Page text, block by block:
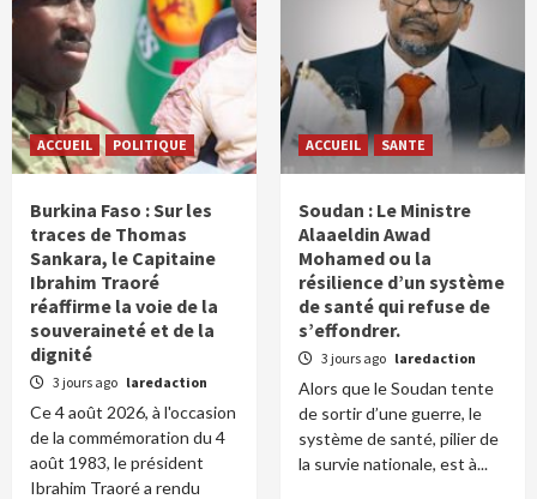
ACCUEIL POLITIQUE
Burkina Faso : Sur les
traces de Thomas
Sankara, le Capitaine
Ibrahim Traoré
réaffirme la voie de la
souveraineté et de la
dignité
3 jours ago laredaction
Ce 4 août 2026, à l'occasion
de la commémoration du 4
août 1983, le président
Ibrahim Traoré a rendu
ACCUEIL SANTE
Soudan : Le Ministre
Alaaeldin Awad
Mohamed ou la
résilience d’un système
de santé qui refuse de
s’effondrer.
3 jours ago laredaction
Alors que le Soudan tente
de sortir d’une guerre, le
système de santé, pilier de
la survie nationale, est à...